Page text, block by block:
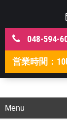
048-594-
営業時間：
Menu